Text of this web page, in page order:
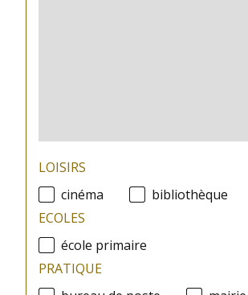
LOISIRS
cinéma
bibliothèque
ECOLES
école primaire
PRATIQUE